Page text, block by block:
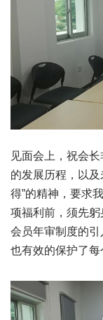
见面会上，祝会
的发展历程，以
得”的精神，要求
项福利前，须先
会员年审制度的引
也有效的保护了每